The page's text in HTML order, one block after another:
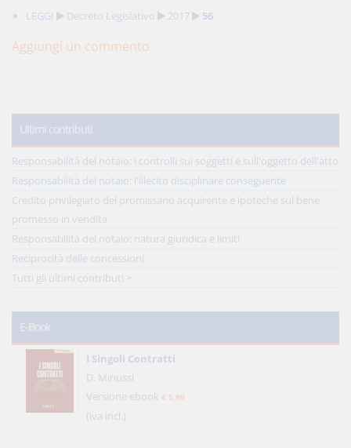
LEGGI Decreto Legislativo 2017 56
Aggiungi un commento
Ultimi contributi
Responsabilità del notaio: i controlli sui soggetti e sull'oggetto dell'atto
Responsabilità del notaio: l'illecito disciplinare conseguente
Credito privilegiato del promissario acquirente e ipoteche sul bene
promesso in vendita
Responsabilità del notaio: natura giuridica e limiti
Reciprocità delle concessioni
Tutti gli ultimi contributi >
E-Book
I Singoli Contratti
D. Minussi
Versione ebook € 5,99
(iva incl.)